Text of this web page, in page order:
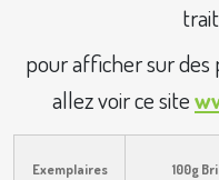
pour afficher sur des
allez voir ce site
Exemplaires 100g